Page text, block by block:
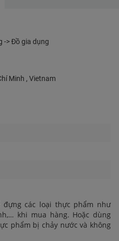
-> Đồ gia dụng
Minh , Vietnam
các loại thực phẩm như
khi mua hàng. Hoặc dùng
phẩm bị chảy nước và không